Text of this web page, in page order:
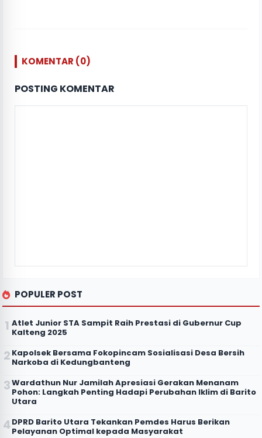
KOMENTAR (0)
POSTING KOMENTAR
POPULER POST
Atlet Junior STA Sampit Raih Prestasi di Gubernur Cup
Kalteng 2025
Kapolsek Bersama Fokopincam Sosialisasi Desa Bersih
Narkoba di Kedungbanteng
Wardathun Nur Jamilah Apresiasi Gerakan Menanam
Pohon: Langkah Penting Hadapi Perubahan Iklim di Barito
Utara
DPRD Barito Utara Tekankan Pemdes Harus Berikan
Pelayanan Optimal kepada Masyarakat